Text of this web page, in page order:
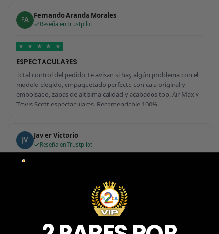
FA Fernando Aranda Morales
Reseña en Trustpilot
★ ★ ★ ★ ★
ESPECTACULARES
Total control del pedido, te avisan si hay algún problema con el
modelo elegido, empaquetado perfecto con caja original y
embolsado, zapas de altísima calidad y acabados top. Air Max y
Travis Scott espectaculares. Recomendable 100%.
JV Javier Victorio
Reseña en Trustpilot
Perfectos y súper serios y atentos
Perfectos y súper serios y atentos. He comprado 5 pares y el
último que acaba de llegar, unas Uptempo de tallaje especial
pagadas por adelantado. Súper confiables y totalmente
recomendables.